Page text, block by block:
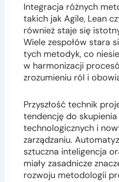
Integracja różnych
takich jak Agile, Lean
również staje się
Wiele zespołów stara
tych metodyk, co
w harmonizacji
zrozumieniu ról i
Przyszłość technik
tendencję do
technologicznych i
zarządzaniu.
sztuczna inteligencja
miały zasadnicze
rozwoju metodologii